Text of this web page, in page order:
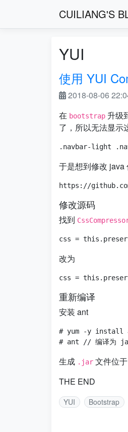
CUILIANG'S
YUI
使用 YUI
2018-08-06
在 bootstrap 升级
了，所以无法显示
于是想到修改 java
修改源码
找到
改为
重新编译
安装 ant
# yum -y install
生成 .jar 文件位于
THE END
YUI Bootstrap